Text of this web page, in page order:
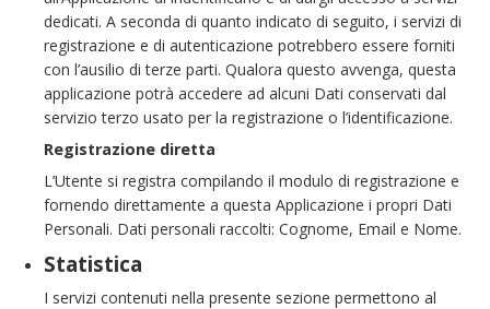
dedicati. A seconda di quanto indicato di seguito, i servizi di
registrazione e di autenticazione potrebbero essere forniti
con l’ausilio di terze parti. Qualora questo avvenga, questa
applicazione potrà accedere ad alcuni Dati conservati dal
servizio terzo usato per la registrazione o l’identificazione.
Registrazione diretta
L’Utente si registra compilando il modulo di registrazione e
fornendo direttamente a questa Applicazione i propri Dati
Personali. Dati personali raccolti: Cognome, Email e Nome.
Statistica
I servizi contenuti nella presente sezione permettono al